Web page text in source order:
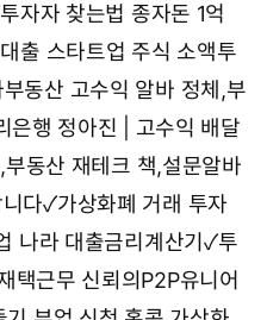
자자 찾는법 종자돈 1억
출 스타트업 주식 소액투
동산 고수익 알바 정체,부
은행 정아진 | 고수익 배달
동산 재테크 책,설문알바
다✓가상화폐 거래 투자
나라 대출금리계산기✓투
택근무 신뢰의P2P유니어